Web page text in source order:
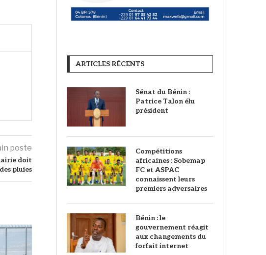
poste
doit
pluies
ARTICLES RÉCENTS
Sénat du Bénin :
Patrice Talon élu
président
Compétitions
africaines : Sobemap
FC et ASPAC
connaissent leurs
premiers adversaires
Bénin : le
gouvernement réagit
aux changements du
forfait internet